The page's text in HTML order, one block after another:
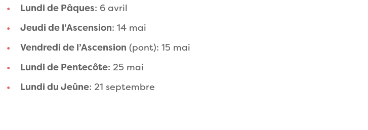
Lundi de Pâques: 6 avril
Jeudi de l’Ascension: 14 mai
Vendredi de l’Ascension (pont): 15 mai
Lundi de Pentecôte: 25 mai
Lundi du Jeûne: 21 septembre